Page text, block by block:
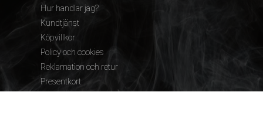
Hur handlar jag?
Kundtjänst
Köpvillkor
Policy och cookies
Reklamation och retur
Presentkort